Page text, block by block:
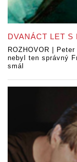
DVANÁCT LET S
ROZHOVOR |
nebyl ten správný
smál